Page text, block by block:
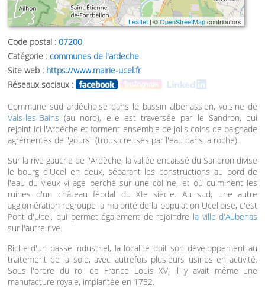
Leaflet| ©OpenStreetMapcontributors
Code postal : 07200
Catégorie : communes de l'ardeche
Site web : https://www.mairie-ucel.fr
Réseaux sociaux :
Commune sud ardéchoise dans le bassin albenassien, voisine de
Vals-les-Bains (au nord), elle est traversée par le Sandron, qui
rejoint ici l'Ardèche et forment ensemble de jolis coins de baignade
agrémentés de "gours" (trous creusés par l'eau dans la roche).
Sur la rive gauche de l'Ardèche, la vallée encaissé du Sandron divise
le bourg d'Ucel en deux, séparant les constructions au bord de
l'eau du vieux village perché sur une colline, et où culminent les
ruines d'un château féodal du XIe siècle. Au sud, une autre
agglomération regroupe la majorité de la population Ucelloise, c'est
Pont d'Ucel, qui permet également de rejoindre la ville d'Aubenas
sur l'autre rive.
Riche d'un passé industriel, la localité doit son développement au
traitement de la soie, avec autrefois plusieurs usines en activité.
Sous l'ordre du roi de France Louis XV, il y avait même une
manufacture royale, implantée en 1752.